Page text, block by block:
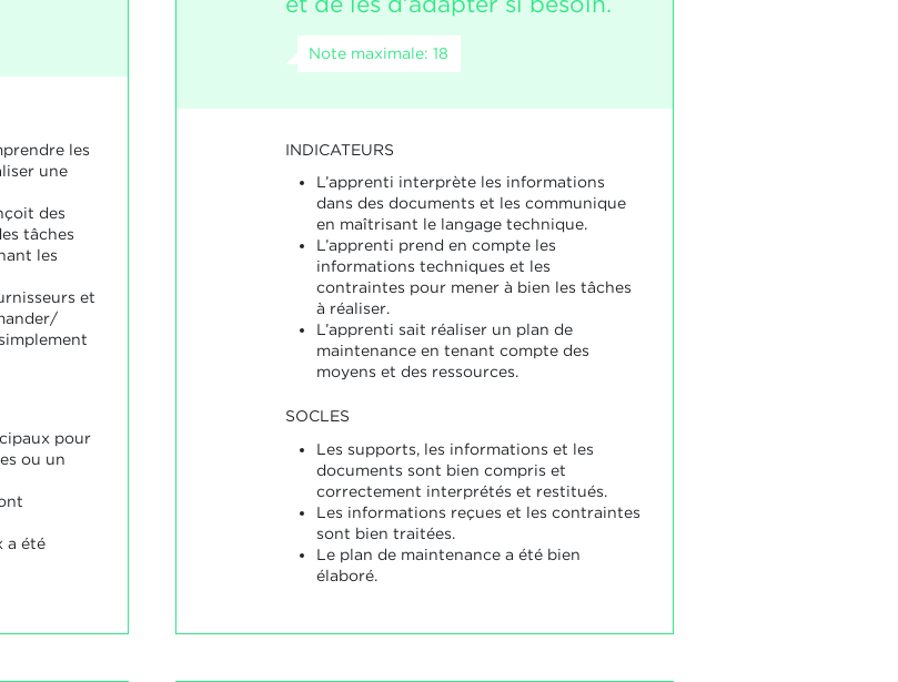
les
une
des
tâches
les
et
pour
ou un
a été
Note maximale: 18
INDICATEURS
L’apprenti interprète les informations
dans des documents et les communique
en maîtrisant le langage technique.
L’apprenti prend en compte les
informations techniques et les
contraintes pour mener à bien les tâches
à réaliser.
L’apprenti sait réaliser un plan de
maintenance en tenant compte des
moyens et des ressources.
SOCLES
Les supports, les informations et les
documents sont bien compris et
correctement interprétés et restitués.
Les informations reçues et les contraintes
sont bien traitées.
Le plan de maintenance a été bien
élaboré.